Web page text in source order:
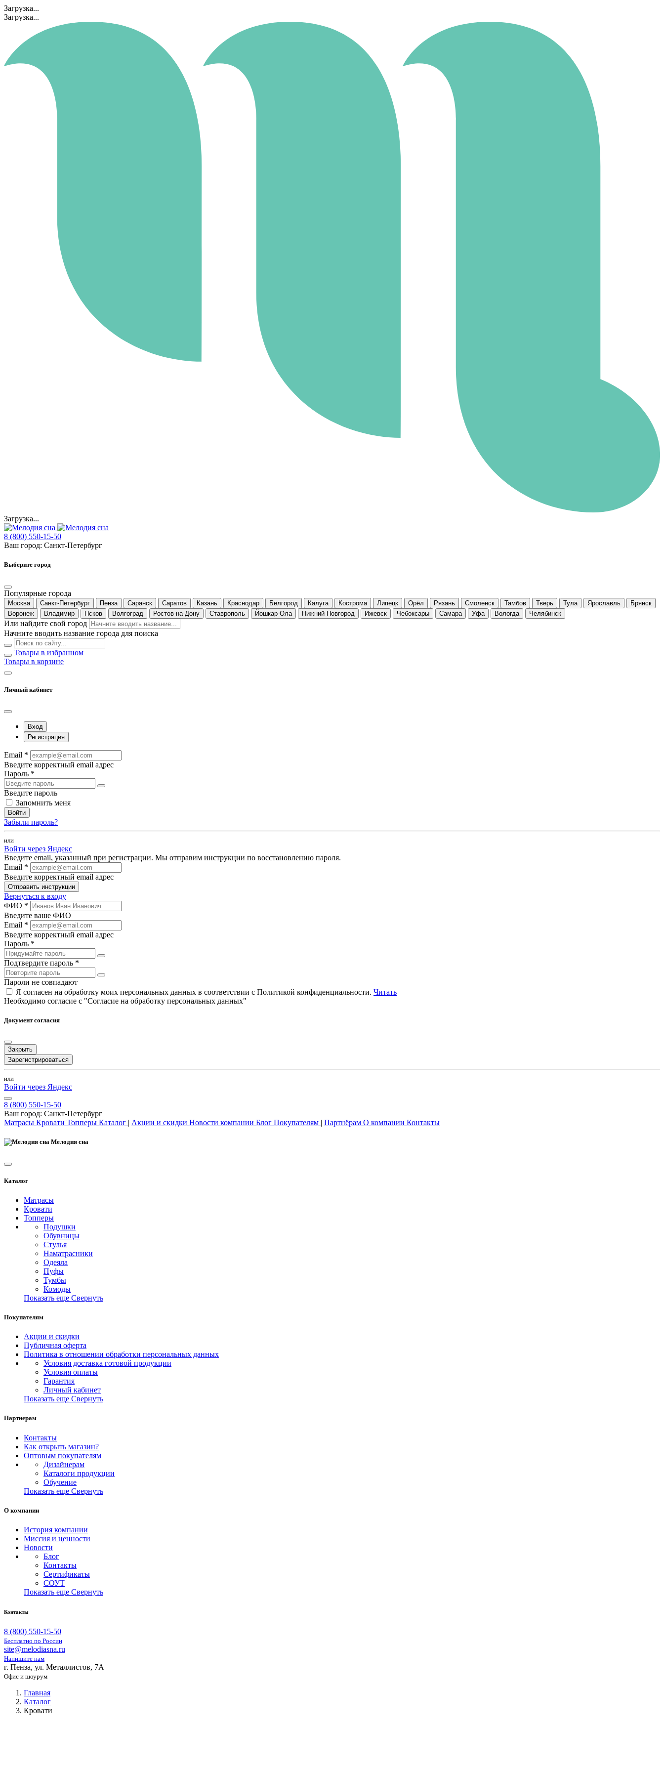
Загрузка...
Загрузка...
Загрузка...
8 (800) 550-15-50
Ваш город: Санкт-Петербург
Выберите город
Популярные города
Москва Санкт-Петербург Пенза Саранск Саратов Казань Краснодар Белгород Калуга Кострома Липецк Орёл Рязань Смоленск Тамбов Тверь Тула Ярославль
Брянск
Воронеж
Владимир Псков Волгоград Ростов-на-Дону Ставрополь Йошкар-Ола Нижний Новгород Ижевск Чебоксары Самара Уфа Вологда Челябинск
Или найдите свой город
Начните вводить название города для поиска
Товары в избранном
Товары в корзине
Личный кабинет
Вход
Регистрация
Email *
Введите корректный email адрес
Пароль *
Введите пароль
Запомнить меня
Войти
Забыли пароль?
или
Войти через Яндекс
Введите email, указанный при регистрации. Мы отправим инструкции по восстановлению пароля.
Email *
Введите корректный email адрес
Отправить инструкции
Вернуться к входу
ФИО *
Введите ваше ФИО
Email *
Введите корректный email адрес
Пароль *
Подтвердите пароль *
Пароли не совпадают
Я согласен на обработку моих персональных данных в соответствии с Политикой конфиденциальности. Читать
Необходимо согласие с "Согласие на обработку персональных данных"
Документ согласия
Закрыть
Зарегистрироваться
или
Войти через Яндекс
8 (800) 550-15-50
Ваш город: Санкт-Петербург
Матрасы Кровати Топперы Каталог | Акции и скидки Новости компании Блог Покупателям | Партнёрам О компании Контакты
Мелодия сна
Каталог
Матрасы
Кровати
Топперы
Подушки
Обувницы
Стулья
Наматрасники
Одеяла
Пуфы
Тумбы
Комоды
Показать еще Свернуть
Покупателям
Акции и скидки
Публичная оферта
Политика в отношении обработки персональных данных
Условия доставка готовой продукции
Условия оплаты
Гарантия
Личный кабинет
Показать еще Свернуть
Партнерам
Контакты
Как открыть магазин?
Оптовым покупателям
Дизайнерам
Каталоги продукции
Обучение
Показать еще Свернуть
О компании
История компании
Миссия и ценности
Новости
Блог
Контакты
Сертификаты
СОУТ
Показать еще Свернуть
Контакты
8 (800) 550-15-50
Бесплатно по России
site@melodiasna.ru
Напишите нам
г. Пенза, ул. Металлистов, 7А
Офис и шоурум
Главная
Каталог
Кровати